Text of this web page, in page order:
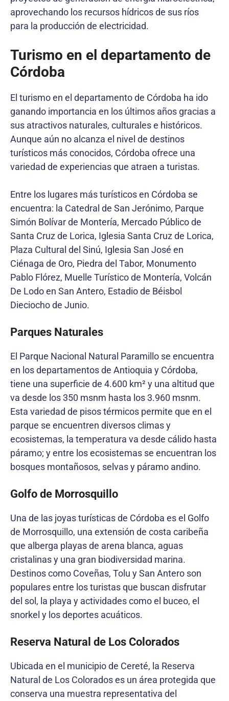
aprovechando los recursos hídricos de sus ríos
para la producción de electricidad.
Turismo en el departamento de
Córdoba
El turismo en el departamento de Córdoba ha ido
ganando importancia en los últimos años gracias a
sus atractivos naturales, culturales e históricos.
Aunque aún no alcanza el nivel de destinos
turísticos más conocidos, Córdoba ofrece una
variedad de experiencias que atraen a turistas.
Entre los lugares más turísticos en Córdoba se
encuentra: la Catedral de San Jerónimo, Parque
Simón Bolívar de Montería, Mercado Público de
Santa Cruz de Lorica, Iglesia Santa Cruz de Lorica,
Plaza Cultural del Sinú, Iglesia San José en
Ciénaga de Oro, Piedra del Tabor, Monumento
Pablo Flórez, Muelle Turístico de Montería, Volcán
De Lodo en San Antero, Estadio de Béisbol
Dieciocho de Junio.
Parques Naturales
El Parque Nacional Natural Paramillo se encuentra
en los departamentos de Antioquia y Córdoba,
tiene una superficie de 4.600 km² y una altitud que
va desde los 350 msnm hasta los 3.960 msnm.
Esta variedad de pisos térmicos permite que en el
parque se encuentren diversos climas y
ecosistemas, la temperatura va desde cálido hasta
páramo; y entre los ecosistemas se encuentran los
bosques montañosos, selvas y páramo andino.
Golfo de Morrosquillo
Una de las joyas turísticas de Córdoba es el Golfo
de Morrosquillo, una extensión de costa caribeña
que alberga playas de arena blanca, aguas
cristalinas y una gran biodiversidad marina.
Destinos como Coveñas, Tolu y San Antero son
populares entre los turistas que buscan disfrutar
del sol, la playa y actividades como el buceo, el
snorkel y los deportes acuáticos.
Reserva Natural de Los Colorados
Ubicada en el municipio de Cereté, la Reserva
Natural de Los Colorados es un área protegida que
conserva una muestra representativa del